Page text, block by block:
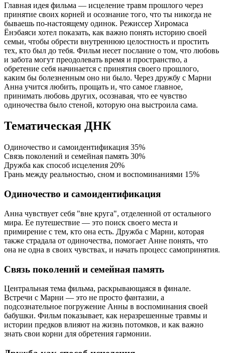
Главная идея фильма — исцеление травм прошлого через
принятие своих корней и осознание того, что ты никогда не
бываешь по-настоящему одинок. Режиссер Хиромаса
Ёнэбаяси хотел показать, как важно понять историю своей
семьи, чтобы обрести внутреннюю целостность и простить
тех, кто был до тебя. Фильм несет послание о том, что любовь
и забота могут преодолевать время и пространство, а
обретение себя начинается с принятия своего прошлого,
каким бы болезненным оно ни было. Через дружбу с Марни
Анна учится любить, прощать и, что самое главное,
принимать любовь других, осознавая, что ее чувство
одиночества было стеной, которую она выстроила сама.
Тематическая ДНК
Одиночество и самоидентификация 35%
Связь поколений и семейная память 30%
Дружба как способ исцеления 20%
Грань между реальностью, сном и воспоминаниями 15%
Одиночество и самоидентификация
Анна чувствует себя "вне круга", отделенной от остального
мира. Ее путешествие — это поиск своего места и
примирение с тем, кто она есть. Дружба с Марни, которая
также страдала от одиночества, помогает Анне понять, что
она не одна в своих чувствах, и начать процесс самопринятия.
Связь поколений и семейная память
Центральная тема фильма, раскрывающаяся в финале.
Встречи с Марни — это не просто фантазии, а
подсознательное погружение Анны в воспоминания своей
бабушки. Фильм показывает, как неразрешенные травмы и
истории предков влияют на жизнь потомков, и как важно
знать свои корни для обретения гармонии.